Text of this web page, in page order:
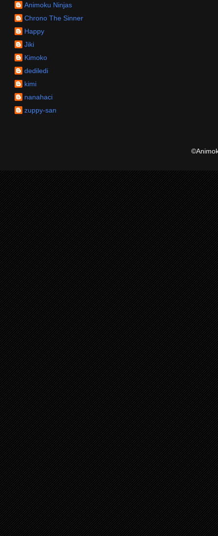
Animoku Ninjas
Chrono The Sinner
Happy
Jiki
Kimoko
dediledi
kimi
nanahaci
zuppy-san